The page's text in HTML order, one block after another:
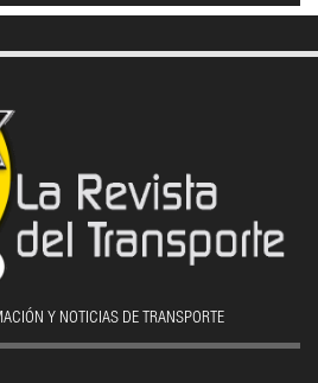
Y NOTICIAS DE TRANSPORTE